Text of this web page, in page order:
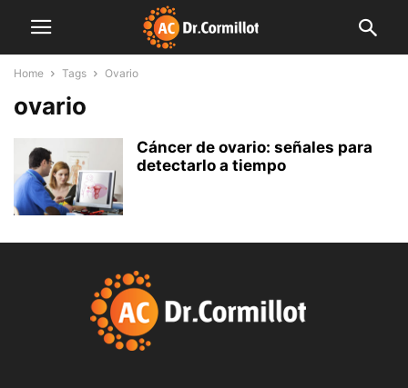
Home Tags Ovario
ovario
Cáncer de ovario: señales para
detectarlo a tiempo